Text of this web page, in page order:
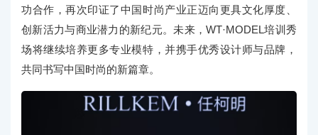
功合作，再次印证了中国时尚产业正迈向更具文化厚度、
创新活力与商业潜力的新纪元。未来，WT·MODEL培训秀
场将继续培养更多专业模特，并携手优秀设计师与品牌，
共同书写中国时尚的新篇章。